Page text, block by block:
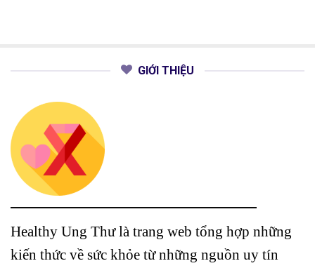
GIỚI THIỆU
Healthy Ung Thư là trang web tổng hợp những
kiến thức về sức khỏe từ những nguồn uy tín